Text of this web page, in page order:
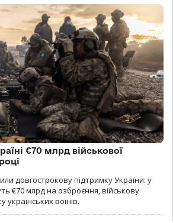
€70 млрд військової
довгострокову підтримку України: у
€70 млрд на озброєння, військову
українських воїнів.